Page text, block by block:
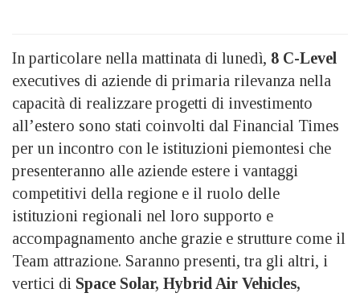
In particolare nella mattinata di lunedì, 8 C-Level
executives di aziende di primaria rilevanza nella
capacità di realizzare progetti di investimento
all’estero sono stati coinvolti dal Financial Times
per un incontro con le istituzioni piemontesi che
presenteranno alle aziende estere i vantaggi
competitivi della regione e il ruolo delle
istituzioni regionali nel loro supporto e
accompagnamento anche grazie e strutture come il
Team attrazione. Saranno presenti, tra gli altri, i
vertici di Space Solar, Hybrid Air Vehicles,